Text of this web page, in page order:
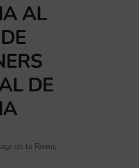
AL
DE
de la Reina,